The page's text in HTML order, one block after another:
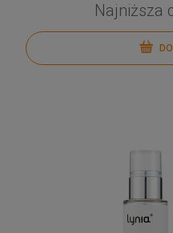
Najniższa